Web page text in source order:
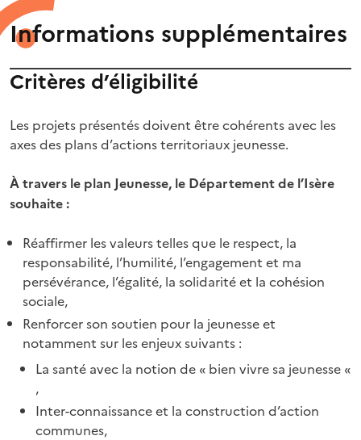
Informations supplémentaires
Critères d’éligibilité
Les projets présentés doivent être cohérents avec les
axes des plans d’actions territoriaux jeunesse.
À travers le plan Jeunesse, le Département de l’Isère
souhaite :
Réaffirmer les valeurs telles que le respect, la
responsabilité, l’humilité, l’engagement et ma
persévérance, l’égalité, la solidarité et la cohésion
sociale,
Renforcer son soutien pour la jeunesse et
notamment sur les enjeux suivants :
La santé avec la notion de « bien vivre sa jeunesse «
,
Inter-connaissance et la construction d’action
communes,